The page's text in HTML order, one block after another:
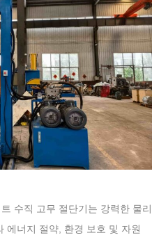
수직 고무 절단기는 강력한 물리
에너지 절약, 환경 보호 및 자원